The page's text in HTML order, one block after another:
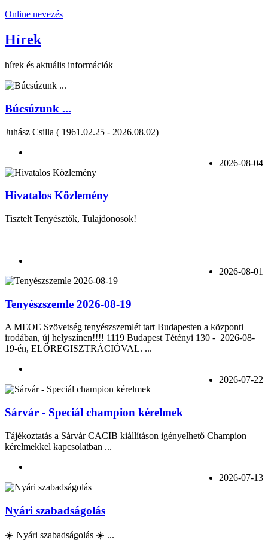
Online nevezés
Hírek
hírek és aktuális információk
Búcsúzunk ...
Juhász Csilla ( 1961.02.25 - 2026.08.02)
2026-08-04
Hivatalos Közlemény
Tisztelt Tenyésztők, Tulajdonosok!
2026-08-01
Tenyészszemle 2026-08-19
A MEOE Szövetség tenyészszemlét tart Budapesten a központi
irodában, új helyszínen!!!! 1119 Budapest Tétényi 130 - 2026-08-
19-én, ELŐREGISZTRÁCIÓVAL. ...
2026-07-22
Sárvár - Speciál champion kérelmek
Tájékoztatás a Sárvár CACIB kiállításon igényelhető Champion
kérelmekkel kapcsolatban ...
2026-07-13
Nyári szabadságolás
☀️ Nyári szabadságolás ☀️ ...